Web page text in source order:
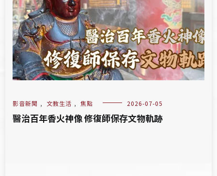
影音新聞 , 文教生活 , 焦點 2026-07-05
醫治百年香火神像 修復師保存文物軌跡